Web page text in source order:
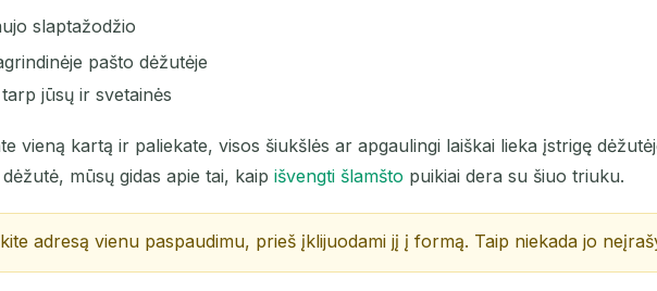
slaptažodžio
pašto dėžutėje
jūsų ir svetainės
vieną kartą ir paliekate, visos šiukšlės ar apgaulingi laiškai lieka įstrigę
mūsų gidas apie tai, kaip išvengti šlamšto puikiai dera su šiuo triuku.
adresą vienu paspaudimu, prieš įklijuodami jį į formą. Taip niekada jo